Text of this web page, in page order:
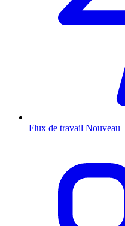
Flux de travail Nouveau